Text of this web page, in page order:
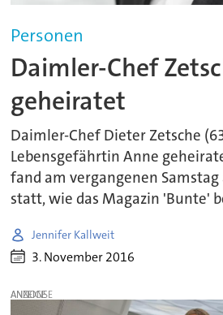
Personen
Daimler-Chef
geheiratet
Daimler-Chef Dieter Zetsche
Lebensgefährtin Anne
fand am vergangenen Samstag
statt, wie das Magazin 'Bunte'
Jennifer Kallweit
3. November 2016
ANZEIGE